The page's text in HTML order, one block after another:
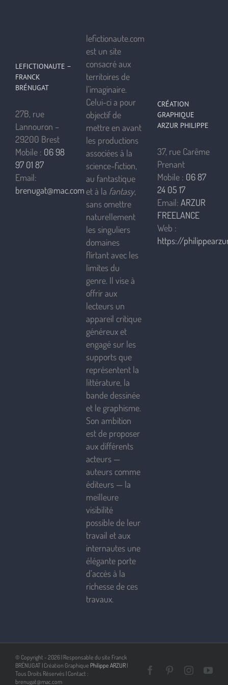
LEFICTIONAUTE –
FRANCK
BRÉNUGAT
27B, rue
Lannouron –
29200 Brest
Mobile : 06 98
97 01 87
Email:
brenugat@mac.com
lefictionaute.com
est un site
consacré aux
territoires de
l’imaginaire.
Celui-ci a pour
objectif de
mettre en avant
les productions
associées à la
science-fiction,
au fantastique
et à la fantasy,
sans omettre
naturellement
les singuliers
domaines
flirtant avec les
limites du
genre. Il vise à
offrir aux
lecteurs un
appareil critique
généreux et
engagé sur les
supports que
représentent la
littérature, la
bande dessinée
et le graphisme.
Son ambition
est de proposer
aux différents
acteurs —
auteurs comme
éditeurs — la
meilleure
visibilité
possible de leur
travail et aux
internautes une
élégante porte
d’accès à la
richesse de ces
travaux.
CRÉATION
GRAPHIQUE
ARZUR PHILIPPE
37, rue Carême
Prenant
Mobile : 06 87
24 05 17
Email: ARZUR
FREELANCE
Web :
https://
© Copyright - 2026 | Responsable du site Franck
BRÉNUGAT | Création Graphique Philippe ARZUR |
Tous Droits Réservés | Contact :
brenugat@mac.com
FacebookPinterest